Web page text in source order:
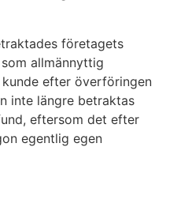
företagets
allmännyttig
efter överföringen
inte längre betraktas
eftersom det efter
egentlig egen